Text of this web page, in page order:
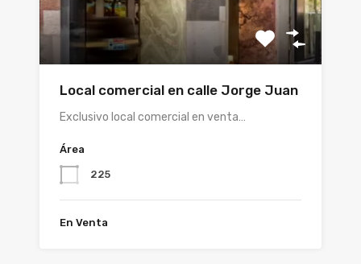
Local comercial en calle Jorge Juan
Exclusivo local comercial en venta…
Área
225
En Venta